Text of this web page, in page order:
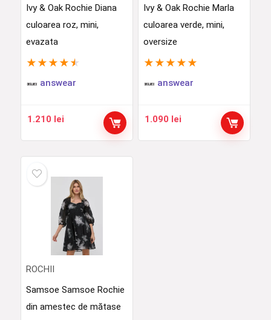
Ivy & Oak Rochie Diana
culoarea roz, mini,
evazata
★ ★ ★ ★ ★
answear
1.210 lei
Ivy & Oak Rochie Marla
culoarea verde, mini,
oversize
★ ★ ★ ★ ★
answear
1.090 lei
ROCHII
Samsoe Samsoe Rochie
din amestec de mătase